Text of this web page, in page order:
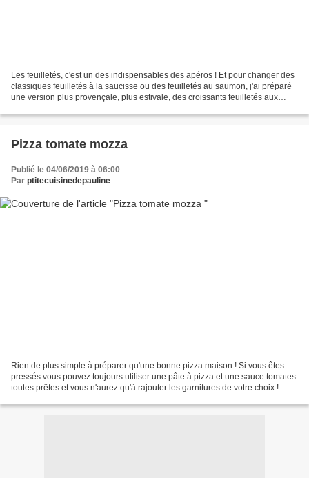
Les feuilletés, c'est un des indispensables des apéros ! Et pour changer des
classiques feuilletés à la saucisse ou des feuilletés au saumon, j'ai préparé
une version plus provençale, plus estivale, des croissants feuilletés aux
Pizza tomate mozza
Publié le 04/06/2019 à 06:00
Par ptitecuisinedepauline
Rien de plus simple à préparer qu'une bonne pizza maison ! Si vous êtes
pressés vous pouvez toujours utiliser une pâte à pizza et une sauce tomates
toutes prêtes et vous n'aurez qu'à rajouter les garnitures de votre choix !